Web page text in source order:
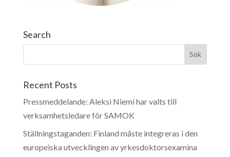
Search
Recent Posts
Pressmeddelande: Aleksi Niemi har valts till
verksamhetsledare för SAMOK
Ställningstaganden: Finland måste integreras i den
europeiska utvecklingen av yrkesdoktorsexamina